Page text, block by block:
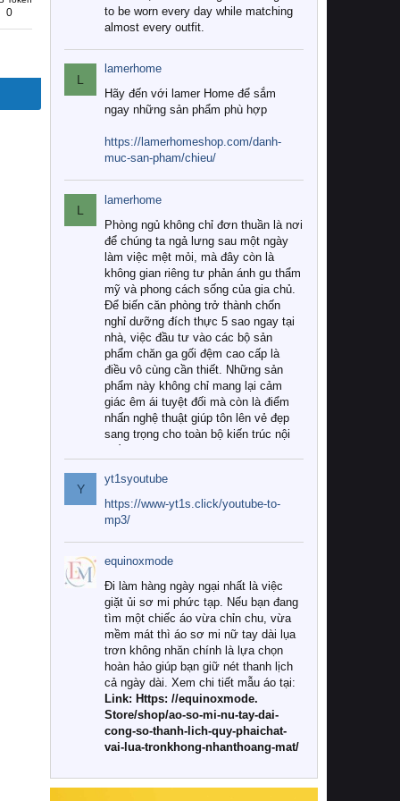
0
to be worn every day while matching
almost every outfit.
L
lamerhome
Hãy đến với lamer Home để sắm
ngay những sản phẩm phù hợp
https://lamerhomeshop.com/danh-
muc-san-pham/chieu/
L
lamerhome
Phòng ngủ không chỉ đơn thuần là nơi
để chúng ta ngả lưng sau một ngày
làm việc mệt mỏi, mà đây còn là
không gian riêng tư phản ánh gu thẩm
mỹ và phong cách sống của gia chủ.
Để biến căn phòng trở thành chốn
nghỉ dưỡng đích thực 5 sao ngay tại
nhà, việc đầu tư vào các bộ sản
phẩm chăn ga gối đệm cao cấp là
điều vô cùng cần thiết. Những sản
phẩm này không chỉ mang lại cảm
giác êm ái tuyệt đối mà còn là điểm
nhấn nghệ thuật giúp tôn lên vẻ đẹp
sang trọng cho toàn bộ kiến trúc nội
Tuy nhiên, giữa thị trường đa dạng
với vô vàn thương hiệu và mẫu mã
như hiện nay, làm thế nào để chọn
được những bộ chăn ga gối đệm cao
cấp thực sự chất lượng, phù hợp với
khí hậu và nhu cầu sử dụng của gia
đình? Hãy cùng chúng tôi đi tìm lời
giải đáp chi tiết qua bài viết dưới đây.
1. Tại sao các gia đình hiện đại lại ưa
chuộng chăn ga gối đệm cao cấp?
Khác với các dòng sản phẩm thông
thường, những bộ chăn ga gối đệm
cao cấp trải qua quy trình sản xuất
nghiêm ngặt từ khâu chọn lọc nguyên
liệu tự nhiên đến công nghệ dệt
nhuộm hiện đại không chứa hóa chất
này, bạn sẽ cảm nhận rõ rệt sự khác
Y
yt1syoutube
https://www-yt1s.click/youtube-to-
mp3/
equinoxmode
Đi làm hàng ngày ngại nhất là việc
giặt ủi sơ mi phức tạp. Nếu bạn đang
tìm một chiếc áo vừa chỉn chu, vừa
mềm mát thì áo sơ mi nữ tay dài lụa
trơn không nhăn chính là lựa chọn
hoàn hảo giúp bạn giữ nét thanh lịch
cả ngày dài. Xem chi tiết mẫu áo tại:
Link: Https: //equinoxmode.
Store/shop/ao-so-mi-nu-tay-dai-
cong-so-thanh-lich-quy-phaichat-
vai-lua-tronkhong-nhanthoang-mat/